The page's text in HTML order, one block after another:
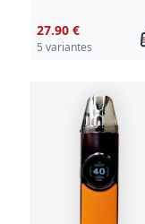
27.90 €
5 variantes